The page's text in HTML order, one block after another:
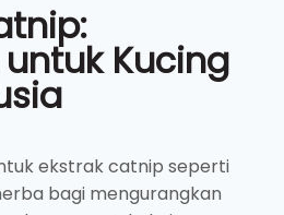
Kucing
ekstrak catnip seperti
bagi mengurangkan